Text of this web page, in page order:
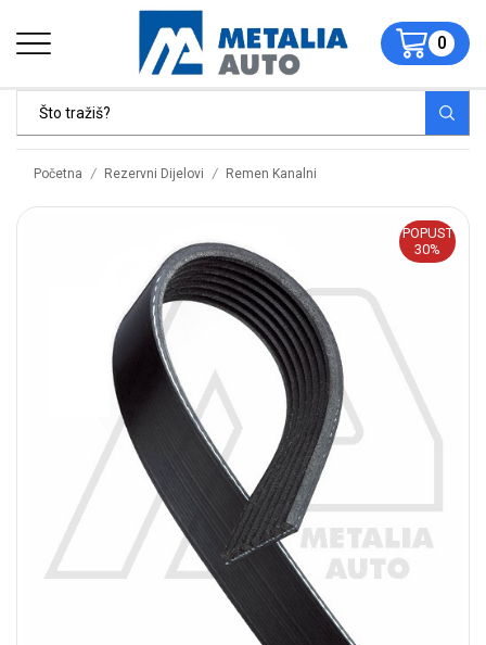
0
Početna / Rezervni Dijelovi / Remen Kanalni
POPUST
30%